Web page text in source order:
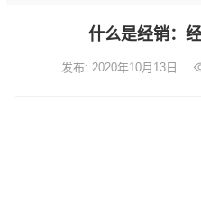
什么是经销：
发布: 2020年10月13日